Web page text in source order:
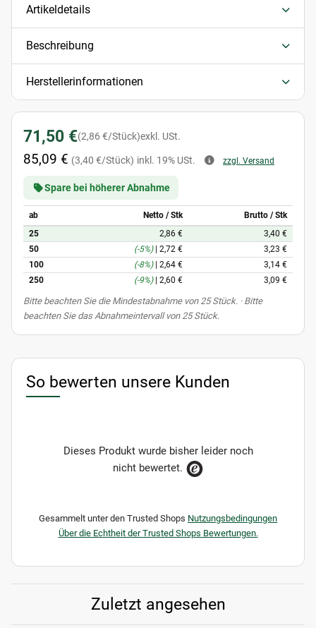
Artikeldetails
Beschreibung
Herstellerinformationen
71,50 €(2,86 €/Stück)exkl. USt.
85,09 € (3,40 €/Stück) inkl. 19% USt. zzgl. Versand
Spare bei höherer Abnahme
ab Netto / Stk
Brutto / Stk
25
2,86 €
3,40 €
50
(-5%) 2,72 €
3,23 €
100
(-8%) 2,64 €
3,14 €
250
(-9%) 2,60 € 3,09 €
xBitte beachten Sie die Mindestabnahme von 25 Stück. · Bitte
beachten Sie das Abnahmeintervall von 25 Stück.
So bewerten unsere Kunden
Dieses Produkt wurde bisher leider noch
nicht bewertet.
Gesammelt unter den Trusted Shops Nutzungsbedingungen
Über die Echtheit der Trusted Shops Bewertungen.
Zuletzt angesehen